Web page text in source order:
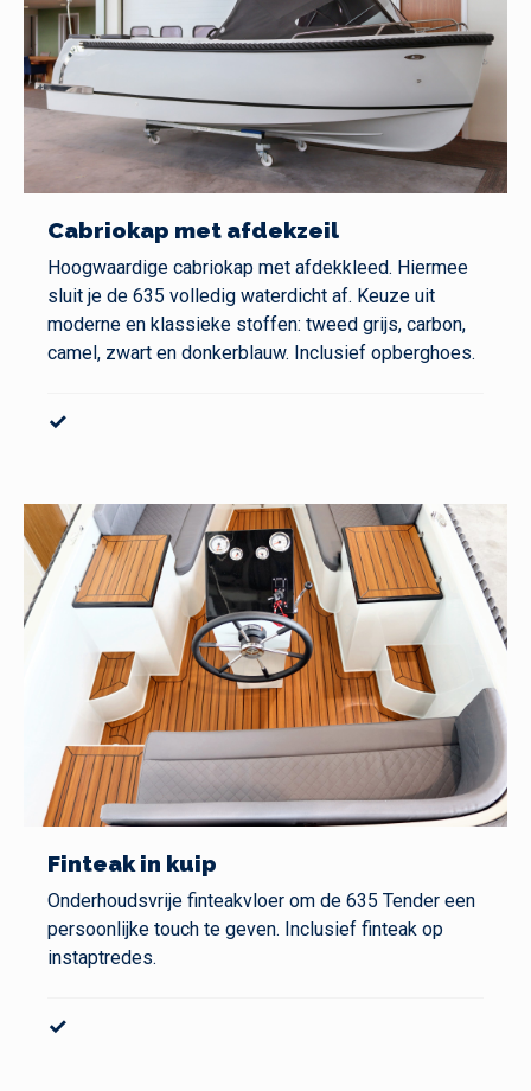
Cabriokap met afdekzeil
Hoogwaardige cabriokap met afdekkleed. Hiermee
sluit je de 635 volledig waterdicht af. Keuze uit
moderne en klassieke stoffen: tweed grijs, carbon,
camel, zwart en donkerblauw. Inclusief opberghoes.
✓
Finteak in kuip
Onderhoudsvrije finteakvloer om de 635 Tender een
persoonlijke touch te geven. Inclusief finteak op
instaptredes.
✓